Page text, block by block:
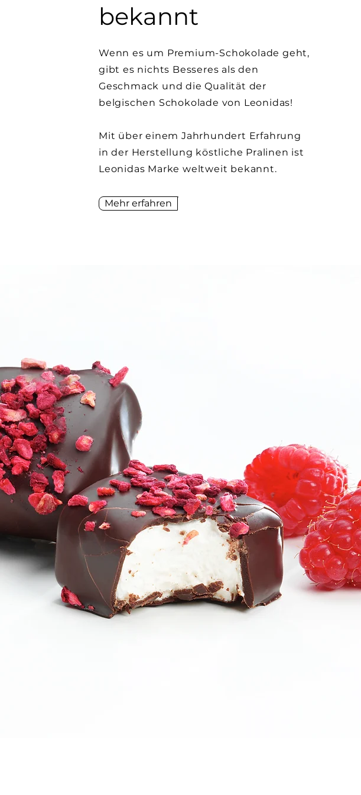
bekannt
Wenn es um Premium-Schokolade geht,
gibt es nichts Besseres als den
Geschmack und die Qualität der
belgischen Schokolade von Leonidas!
Mit über einem Jahrhundert Erfahrung
in der Herstellung köstliche Pralinen ist
Leonidas Marke weltweit bekannt.
Mehr erfahren